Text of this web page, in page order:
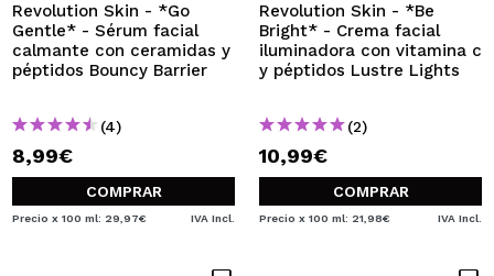
Revolution Skin - *Go
Gentle* - Sérum facial
calmante con ceramidas y
péptidos Bouncy Barrier
(4)
8,99€
COMPRAR
Precio x 100 ml: 29,97€ IVA Incl.
Revolution Skin - *Be
Bright* - Crema facial
iluminadora con vitamina c
y péptidos Lustre Lights
(2)
10,99€
COMPRAR
Precio x 100 ml: 21,98€ IVA Incl.